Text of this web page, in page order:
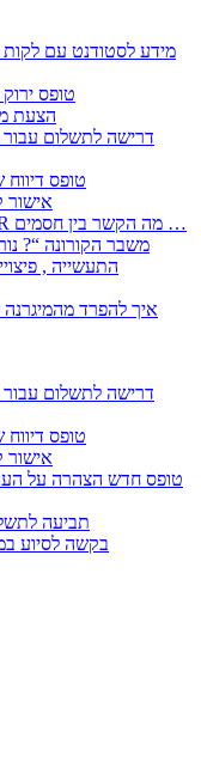
טופס ירוק (רש”ל 18) בקשה
2352 –
2356 – טופס
2357 –
– לבעלי עסקים ובעולם העבודה EMDR מה הקשר בין חסמים …
– משבר הקורונה “? נורמלי
2356 – טופס
2357 –
266 – תביעה
267 – בקשה